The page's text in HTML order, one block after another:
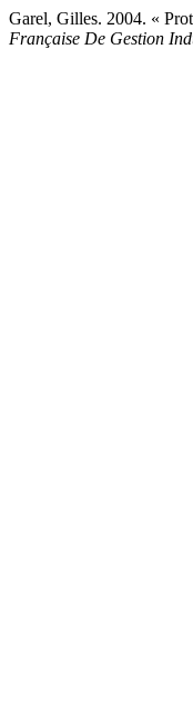
Garel, Gilles. 2004. «
Française De Gestion